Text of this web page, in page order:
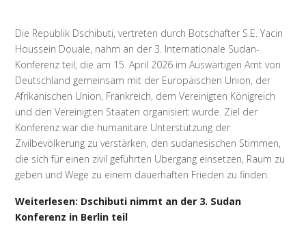
Die Republik Dschibuti, vertreten durch Botschafter S.E. Yacin
Houssein Douale, nahm an der 3. Internationale Sudan-
Konferenz teil, die am 15. April 2026 im Auswärtigen Amt von
Deutschland gemeinsam mit der Europäischen Union, der
Afrikanischen Union, Frankreich, dem Vereinigten Königreich
und den Vereinigten Staaten organisiert wurde. Ziel der
Konferenz war die humanitäre Unterstützung der
Zivilbevölkerung zu verstärken, den sudanesischen Stimmen,
die sich für einen zivil geführten Übergang einsetzen, Raum zu
geben und Wege zu einem dauerhaften Frieden zu finden.
Weiterlesen: Dschibuti nimmt an der 3. Sudan
Konferenz in Berlin teil